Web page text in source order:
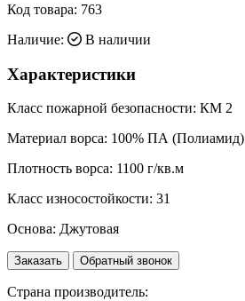
Код товара: 763
Наличие:
В наличии
Характеристики
Класс пожарной безопасности: КМ 2
Материал ворса: 100% ПА (Полиамид)
Плотность ворса: 1100 г/кв.м
Класс износостойкости: 31
Основа: Джутовая
Заказать Обратный звонок
Страна производитель: